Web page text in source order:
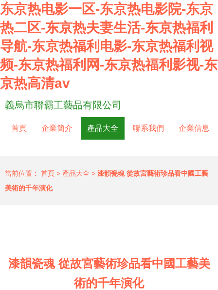
东京热电影一区-东京热电影院-东京
热二区-东京热夫妻生活-东京热福利
导航-东京热福利电影-东京热福利视
频-东京热福利网-东京热福利影视-东
京热高清av
義烏市聯霸工藝品有限公司
首頁 企業簡介 產品大全 聯系我們 企業信息
當前位置： 首頁 > 產品大全 > 漆韻瓷魂 從故宮藝術珍品看中國工藝
美術的千年演化
漆韻瓷魂 從故宮藝術珍品看中國工藝美
術的千年演化